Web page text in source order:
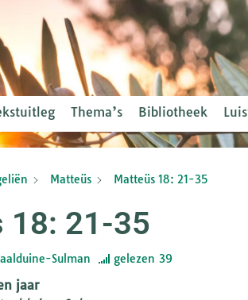
Thema’s Bibliotheek
Matteüs Matteüs 18: 21-35
18: 21-35
Sulman gelezen 39
jaar